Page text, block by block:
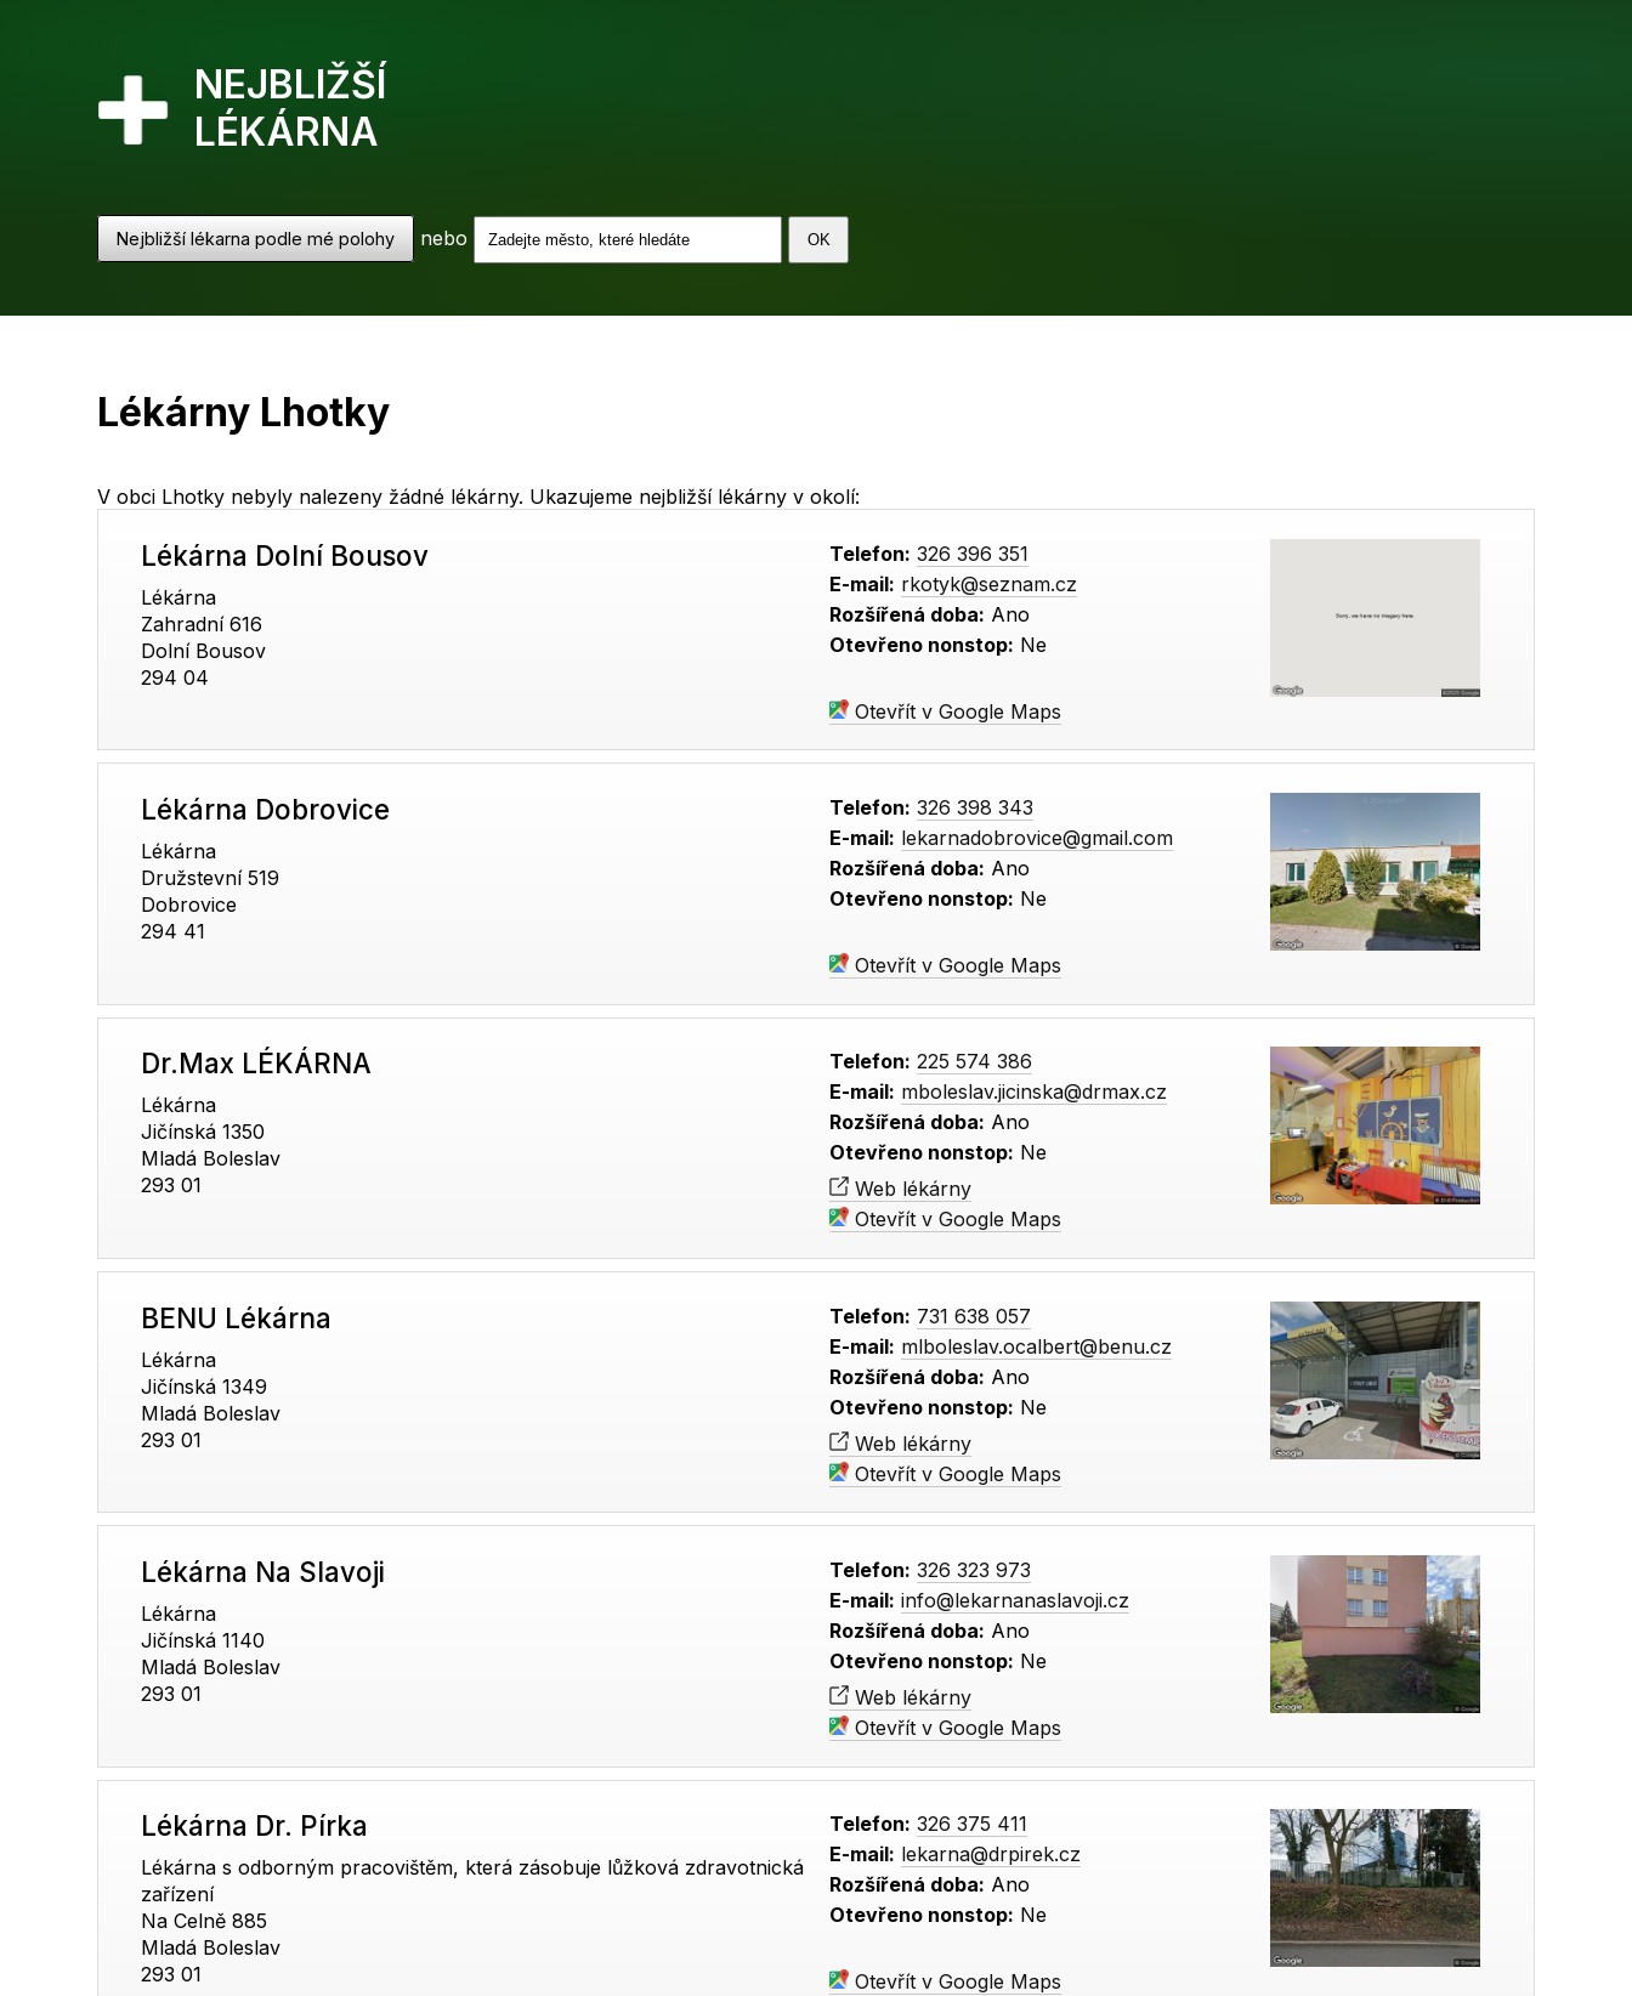
NEJBLIŽŠÍ
LÉKÁRNA
Nejbližší lékarna podle mé polohy nebo
Lékárny Lhotky
V obci Lhotky nebyly nalezeny žádné lékárny. Ukazujeme nejbližší lékárny v okolí:
Lékárna Dolní Bousov
Lékárna
Zahradní 616
Dolní Bousov
294 04
Telefon: 326 396 351
E-mail: rkotyk@seznam.cz
Rozšířená doba: Ano
Otevřeno nonstop: Ne
Otevřít v Google Maps
Lékárna Dobrovice
Lékárna
Družstevní 519
Dobrovice
294 41
Telefon: 326 398 343
E-mail: lekarnadobrovice@gmail.com
Rozšířená doba: Ano
Otevřeno nonstop: Ne
Otevřít v Google Maps
Dr.Max LÉKÁRNA
Lékárna
Jičínská 1350
Mladá Boleslav
293 01
Telefon: 225 574 386
E-mail: mboleslav.jicinska@drmax.cz
Rozšířená doba: Ano
Otevřeno nonstop: Ne
Web lékárny
Otevřít v Google Maps
BENU Lékárna
Lékárna
Jičínská 1349
Mladá Boleslav
293 01
Telefon: 731 638 057
E-mail: mlboleslav.ocalbert@benu.cz
Rozšířená doba: Ano
Otevřeno nonstop: Ne
Web lékárny
Otevřít v Google Maps
Lékárna Na Slavoji
Lékárna
Jičínská 1140
Mladá Boleslav
293 01
Telefon: 326 323 973
E-mail: info@lekarnanaslavoji.cz
Rozšířená doba: Ano
Otevřeno nonstop: Ne
Web lékárny
Otevřít v Google Maps
Lékárna Dr. Pírka
Lékárna s odborným pracovištěm, která zásobuje lůžková zdravotnická
zařízení
Na Celně 885
Mladá Boleslav
293 01
Telefon: 326 375 411
E-mail: lekarna@drpirek.cz
Rozšířená doba: Ano
Otevřeno nonstop: Ne
Otevřít v Google Maps